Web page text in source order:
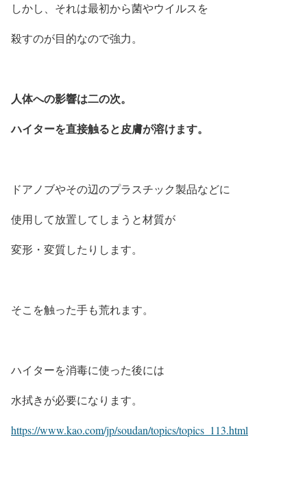
しかし、それは最初から菌やウイルスを
殺すのが目的なので強力。
人体への影響は二の次。
ハイターを直接触ると皮膚が溶けます。
ドアノブやその辺のプラスチック製品などに
使用して放置してしまうと材質が
変形・変質したりします。
そこを触った手も荒れます。
ハイターを消毒に使った後には
水拭きが必要になります。
https://www.kao.com/jp/soudan/topics/topics_113.html